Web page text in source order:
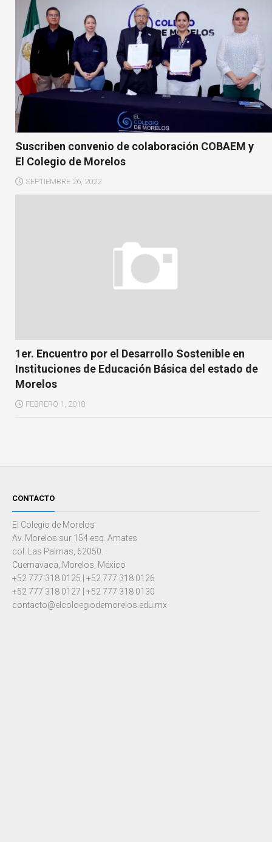
Suscriben convenio de colaboración COBAEM y
El Colegio de Morelos
SEPTIEMBRE 26, 2022
1er. Encuentro por el Desarrollo Sostenible en
Instituciones de Educación Básica del estado de
Morelos
FEBRERO 1, 2018
CONTACTO
El Colegio de Morelos
Av. Morelos sur 154 esq. Amates
col. Las Palmas, 62050.
Cuernavaca, Morelos, México
+52 777 318 0125 | +52 777 318 0126
+52 777 318 0127 | +52 777 318 0130
contacto@elcoloegiodemorelos.edu.mx